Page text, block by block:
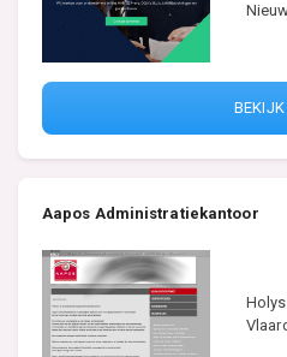
BEKIJK
Aapos Administratiekantoor